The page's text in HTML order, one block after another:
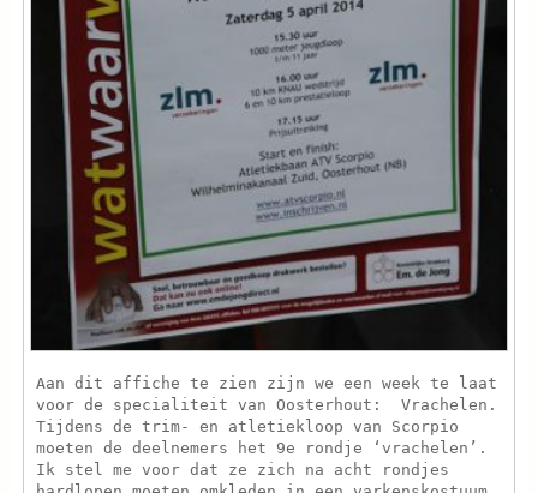
Aan dit affiche te zien zijn we een week te laat
voor de specialiteit van Oosterhout: Vrachelen.
Tijdens de trim- en atletiekloop van Scorpio
moeten de deelnemers het 9e rondje ‘vrachelen’.
Ik stel me voor dat ze zich na acht rondjes